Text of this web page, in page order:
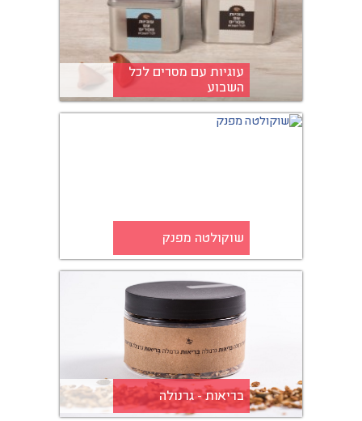
עוגיות עם מסרים לכל
השבוע
שוקולטה מפנק
בריאות - גרנולה